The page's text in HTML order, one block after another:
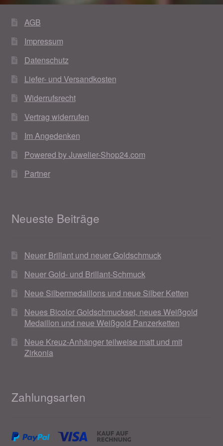
Weihnachtsangebote 2020
Weihnachtsangebote 2021
Widerrufsrecht
Woocommerce Predictive Search
AGB
Impressum
Datenschutz
Liefer- und Versandkosten
Widerrufsrecht
Vertrag widerrufen
Im Angedenken
Powered by Juwelier-Shop24.com
Partner
Neueste Beiträge
Neuer Brillant und neuer Goldschmuck
Neuer Gold- und Brillant-Schmuck
Neue Silbermedaillons und neue Silber Ketten
Neues Bicolor Goldschmuckset, neues Weißgold
Medaillon und neue Weißgold Panzerketten
Neue Kreuz-Anhänger teilweise matt und mit
Zirkonia
Zahlungsarten